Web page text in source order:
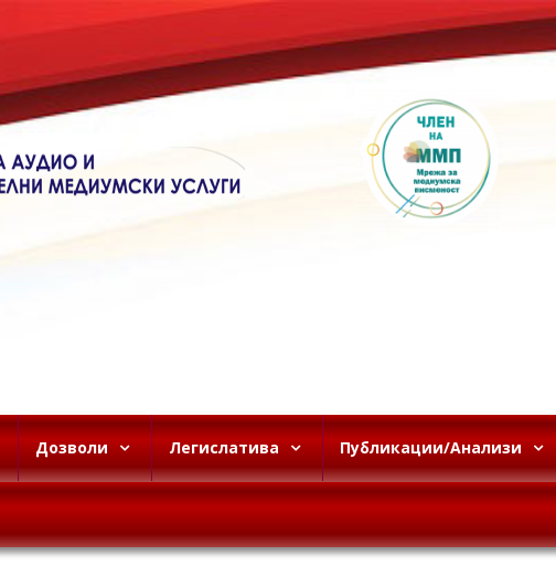
Дозволи Легислатива Публикации/Анализи